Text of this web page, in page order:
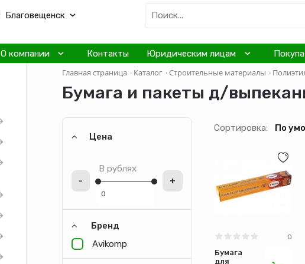
Благовещенск
О компании Контакты Юридическим лицам
Главная страница · Каталог ·Строительные материалы ·
Бумага и пакеты д/
Цена
-
В рублях
+
Бренд
Avikomp
Сортировка: По
0
Бумага
для